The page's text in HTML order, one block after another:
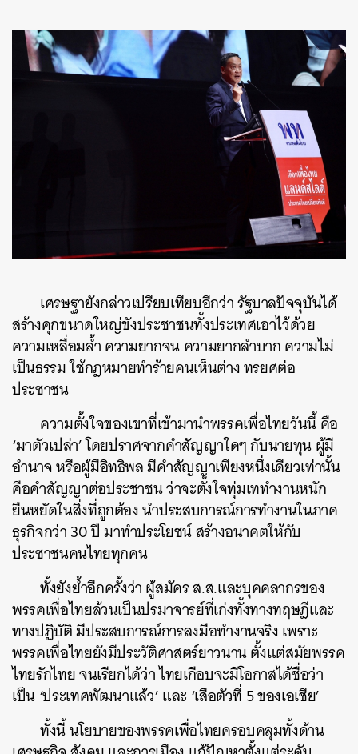
เศรษฐายังกล่าวเปรียบเทียบอีกว่า รัฐบาลปัจจุบันได้
สร้างคุกขนาดใหญ่ขังประชาชนทั้งประเทศเอาไว้ด้วย
ความเหลื่อมล้ำ ความยากจน ความยากลำบาก ความไม่
เป็นธรรม ใช้กฎหมายทำร้ายคนเห็นต่าง ทรยศต่อ
ประชาชน
ความตั้งใจของเขาที่เข้ามานำพรรคเพื่อไทยวันนี้ คือ
‘มาตัวเปล่า’ โดยปราศจากคำสัญญาใดๆ กับนายทุน ผู้มี
อำนาจ หรือผู้มีอิทธิพล มีคำสัญญาเพียงหนึ่งเดียวเท่านั้น
คือคำสัญญาต่อประชาชน ว่าจะตั้งใจทุ่มเททำงานหนัก
ยืนหยัดในสิ่งที่ถูกต้อง นำประสบการณ์การทำงานในภาค
ธุรกิจกว่า 30 ปี มาทำประโยชน์ สร้างอนาคตให้กับ
ประชาชนคนไทยทุกคน
ทั้งยังย้ำอีกครั้งว่า ผู้สมัคร ส.ส.และบุคคลากรของ
พรรคเพื่อไทยล้วนเป็นปรมาจารย์ที่เก่งทั้งทางทฤษฎีและ
ทางปฏิบัติ มีประสบการณ์การลงมือทำงานจริง เพราะ
พรรคเพื่อไทยยังมีประวัติศาสตร์ยาวนาน ตั้งแต่สมัยพรรค
ไทยรักไทย จนเรียกได้ว่า ไทยเกือบจะมีโอกาสได้ชื่อว่า
เป็น ‘ประเทศพัฒนาแล้ว’ และ ‘เสือตัวที่ 5 ของเอเชีย’
ทั้งนี้ นโยบายของพรรคเพื่อไทยครอบคลุมทั้งด้าน
SHARE TWEET LINE EMAIL